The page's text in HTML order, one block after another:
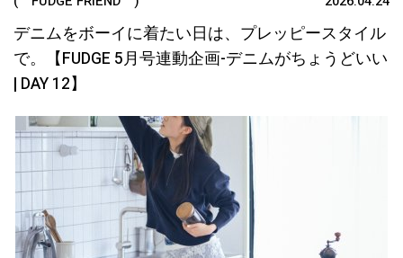
デニムをボーイに着たい日は、プレッピースタイル
で。【FUDGE 5月号連動企画-デニムがちょうどいい
| DAY 12】